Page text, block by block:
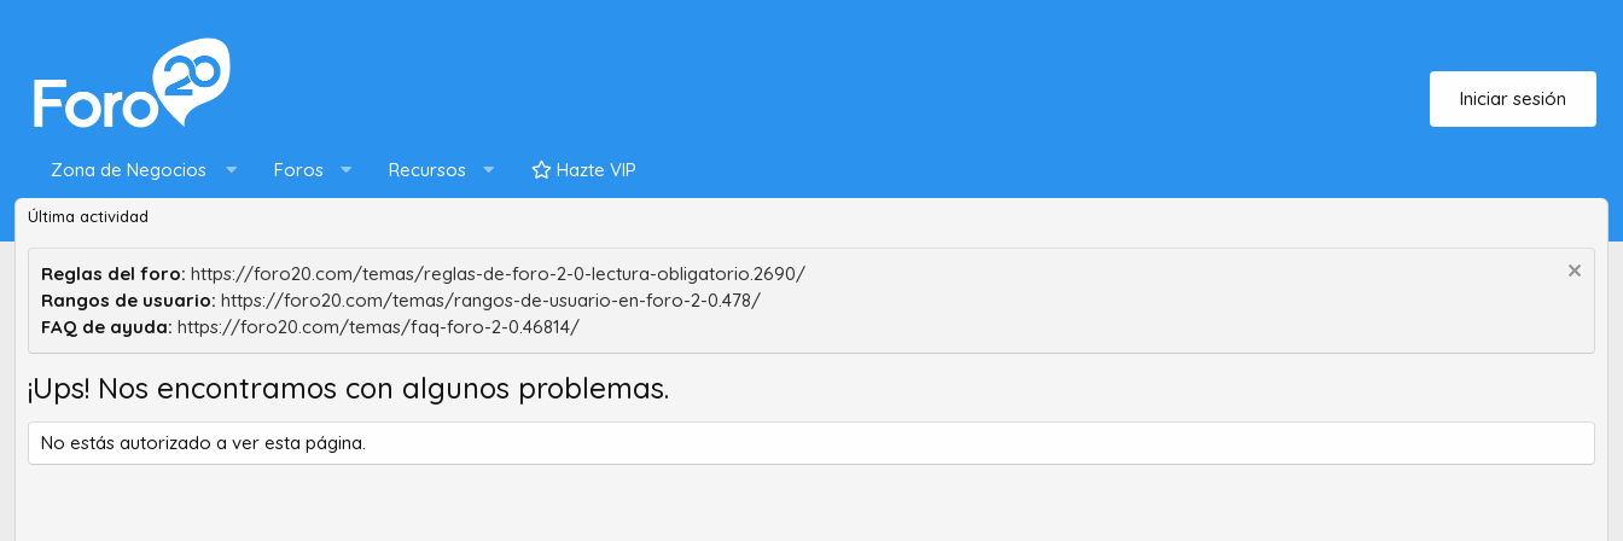
Iniciar sesión
Zona de Negocios Foros Recursos Hazte VIP
Última actividad
Reglas del foro: https://foro20.com/temas/reglas-de-foro-2-0-lectura-obligatorio.2690/
Rangos de usuario: https://foro20.com/temas/rangos-de-usuario-en-foro-2-0.478/
FAQ de ayuda: https://foro20.com/temas/faq-foro-2-0.46814/
¡Ups! Nos encontramos con algunos problemas.
No estás autorizado a ver esta página.